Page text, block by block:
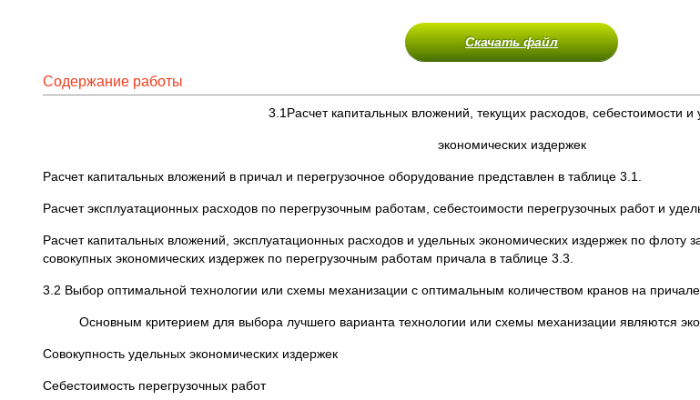
Скачать файл
Содержание работы
3.1Расчет капитальных вложений, текущих расходов, себестоимости и
экономических издержек
Расчет капитальных вложений в причал и перегрузочное оборудование представлен в таблице 3.1.
Расчет эксплуатационных расходов по перегрузочным работам, себестоимости перегрузочных работ и
Расчет капитальных вложений, эксплуатационных расходов и удельных экономических издержек по флоту
совокупных экономических издержек по перегрузочным работам причала в таблице 3.3.
3.2 Выбор оптимальной технологии или схемы механизации с оптимальным количеством кранов на причале
Основным критерием для выбора лучшего варианта технологии или схемы механизации являются
Совокупность удельных экономических издержек
Себестоимость перегрузочных работ